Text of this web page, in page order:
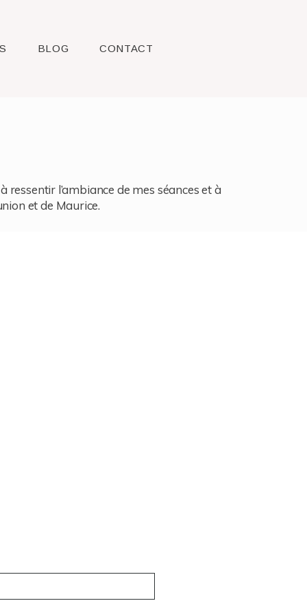
BLOG CONTACT
l’ambiance de mes séances et à
et de Maurice.